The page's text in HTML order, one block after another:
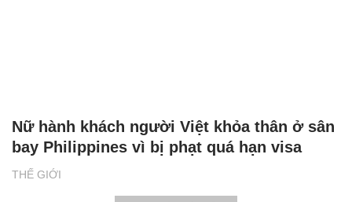
THẾ GIỚI
Nữ hành khách người Việt khỏa thân ở sân
bay Philippines vì bị phạt quá hạn visa